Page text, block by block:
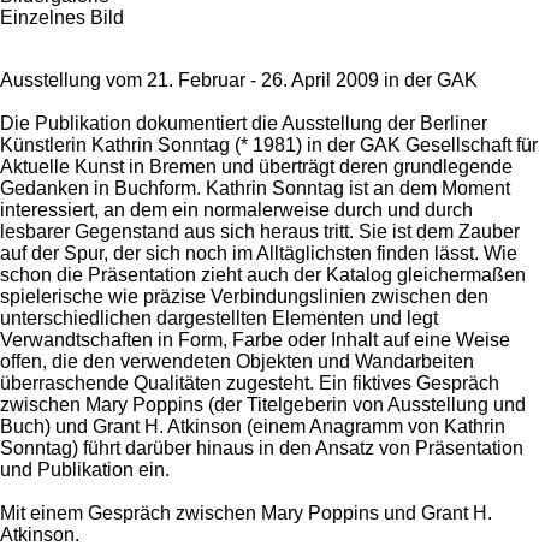
Einzelnes Bild
Ausstellung vom 21. Februar - 26. April 2009 in der GAK
Die Publikation dokumentiert die Ausstellung der Berliner
Künstlerin Kathrin Sonntag (* 1981) in der GAK Gesellschaft für
Aktuelle Kunst in Bremen und überträgt deren grundlegende
Gedanken in Buchform. Kathrin Sonntag ist an dem Moment
interessiert, an dem ein normalerweise durch und durch
lesbarer Gegenstand aus sich heraus tritt. Sie ist dem Zauber
auf der Spur, der sich noch im Alltäglichsten finden lässt. Wie
schon die Präsentation zieht auch der Katalog gleichermaßen
spielerische wie präzise Verbindungslinien zwischen den
unterschiedlichen dargestellten Elementen und legt
Verwandtschaften in Form, Farbe oder Inhalt auf eine Weise
offen, die den verwendeten Objekten und Wandarbeiten
überraschende Qualitäten zugesteht. Ein fiktives Gespräch
zwischen Mary Poppins (der Titelgeberin von Ausstellung und
Buch) und Grant H. Atkinson (einem Anagramm von Kathrin
Sonntag) führt darüber hinaus in den Ansatz von Präsentation
und Publikation ein.
Mit einem Gespräch zwischen Mary Poppins und Grant H.
Atkinson.